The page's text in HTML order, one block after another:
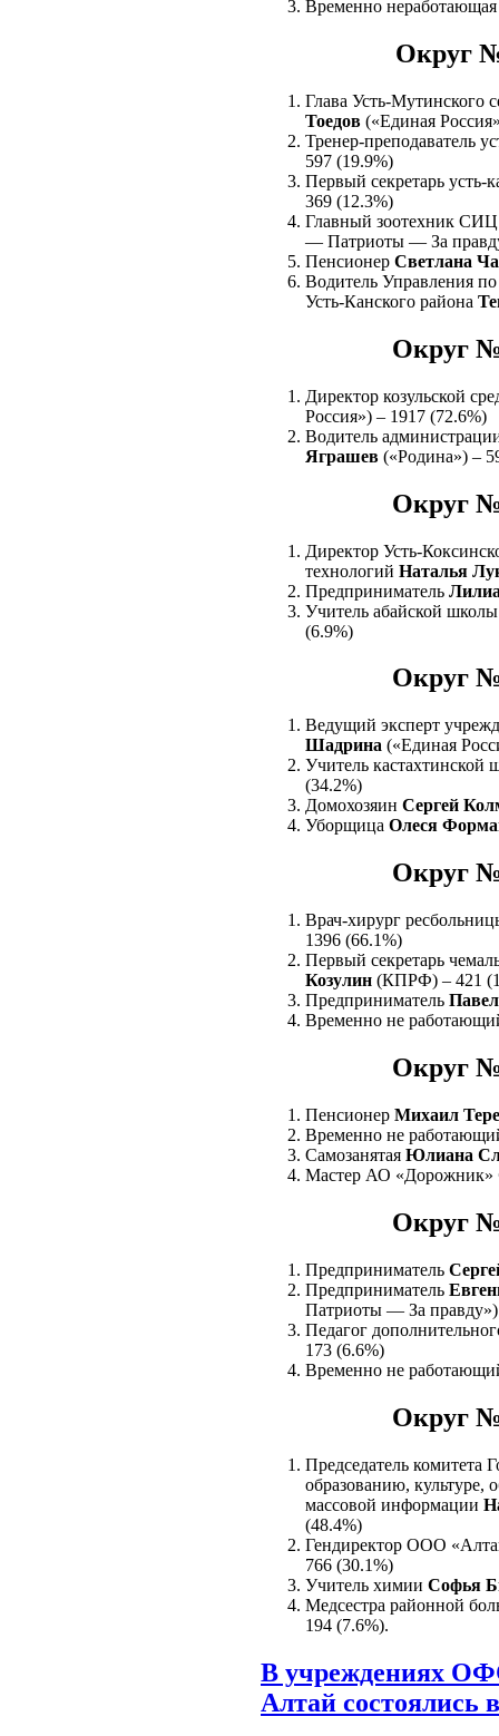
Временно
Округ
Глава Усть-Мутинского
Тоедов («Единая
Тренер-преподаватель
597 (19.9%)
Первый секретарь
369 (12.3%)
Главный зоотехник
— Патриоты — За
Пенсионер Светлана
Водитель Управления
Усть-Канского района
Округ
Директор козульской
Россия») – 1917 (72.6%)
Водитель
Яграшев («Родина») –
Округ
Директор Усть-
технологий Наталья
Предприниматель
Учитель абайской
(6.9%)
Округ
Ведущий эксперт
Шадрина («Единая
Учитель кастахтинской
(34.2%)
Домохозяин Сергей
Уборщица Олеся
Округ
Врач-хирург
1396 (66.1%)
Первый секретарь
Козулин (КПРФ) – 421
Предприниматель
Временно не
Округ
Пенсионер Михаил
Временно не
Самозанятая Юлиана
Мастер АО «Дорожник»
Округ
Предприниматель
Предприниматель
Патриоты — За правду»)
Педагог
173 (6.6%)
Временно не
Округ
Председатель комитета
образованию, культуре,
массовой информации
(48.4%)
Гендиректор ООО
766 (30.1%)
Учитель химии Софья
Медсестра районной
194 (7.6%).
В учреждениях
Алтай состоялись